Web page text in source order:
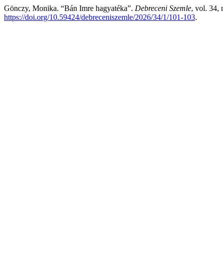
Gönczy, Monika. “Bán Imre hagyatéka”. Debreceni Szemle, vol. 34,
https://doi.org/10.59424/debreceniszemle/2026/34/1/101-103.